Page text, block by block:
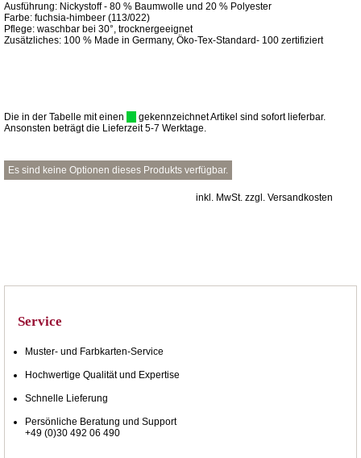
Ausführung: Nickystoff - 80 % Baumwolle und 20 % Polyester
Farbe: fuchsia-himbeer (113/022)
Pflege: waschbar bei 30°, trocknergeeignet
Zusätzliches: 100 % Made in Germany, Öko-Tex-Standard- 100 zertifiziert
Die in der Tabelle mit einen
gekennzeichnet Artikel sind sofort lieferbar.
Ansonsten beträgt die Lieferzeit 5-7 Werktage.
Es sind keine Optionen dieses Produkts verfügbar.
inkl. MwSt. zzgl. Versandkosten
Service
Muster- und Farbkarten-Service
Hochwertige Qualität und Expertise
Schnelle Lieferung
Persönliche Beratung und Support
+49 (0)30 492 06 490